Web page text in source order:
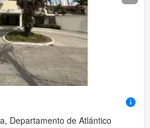
Departamento de Atlántico